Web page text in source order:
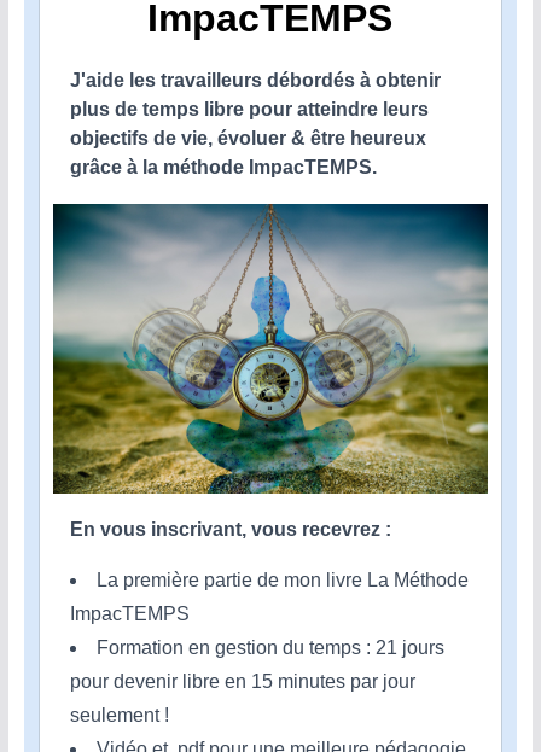
ImpacTEMPS
J'aide les travailleurs débordés à obtenir
plus de temps libre pour atteindre leurs
objectifs de vie, évoluer & être heureux
grâce à la méthode ImpacTEMPS.
En vous inscrivant, vous recevrez :
La première partie de mon livre La Méthode
ImpacTEMPS
Formation en gestion du temps : 21 jours
pour devenir libre en 15 minutes par jour
seulement !